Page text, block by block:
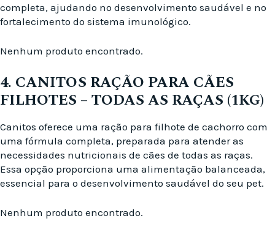
completa, ajudando no desenvolvimento saudável e no
fortalecimento do sistema imunológico.
Nenhum produto encontrado.
4. CANITOS RAÇÃO PARA CÃES
FILHOTES – TODAS AS RAÇAS (1KG)
Canitos oferece uma ração para filhote de cachorro com
uma fórmula completa, preparada para atender as
necessidades nutricionais de cães de todas as raças.
Essa opção proporciona uma alimentação balanceada,
essencial para o desenvolvimento saudável do seu pet.
Nenhum produto encontrado.